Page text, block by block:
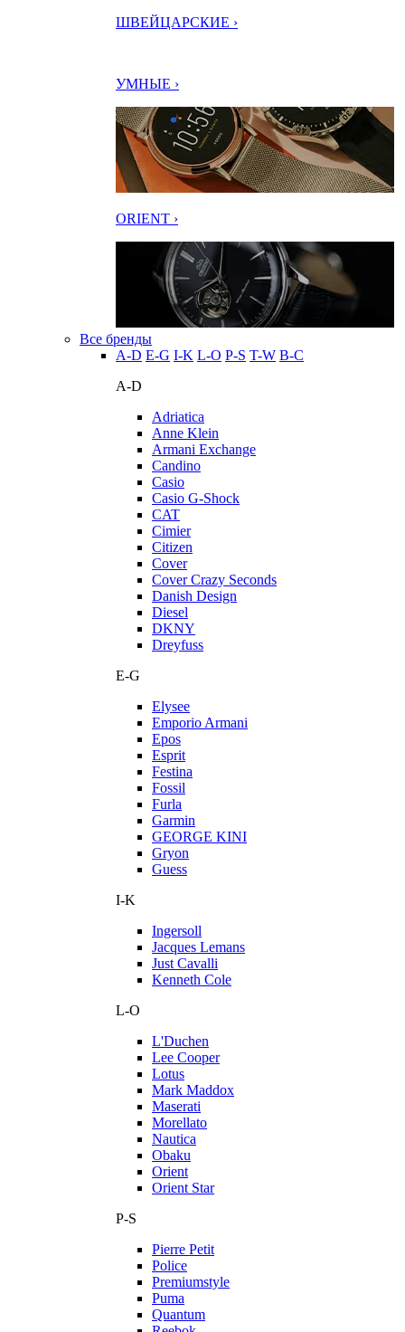
ШВЕЙЦАРСКИЕ ›
УМНЫЕ ›
ORIENT ›
Все бренды
A-D E-G I-K L-O P-S T-W В-С
A-D
Adriatica
Anne Klein
Armani Exchange
Candino
Casio
Casio G-Shock
CAT
Cimier
Citizen
Cover
Cover Crazy Seconds
Danish Design
Diesel
DKNY
Dreyfuss
E-G
Elysee
Emporio Armani
Epos
Esprit
Festina
Fossil
Furla
Garmin
GEORGE KINI
Gryon
Guess
I-K
Ingersoll
Jacques Lemans
Just Cavalli
Kenneth Cole
L-O
L'Duchen
Lee Cooper
Lotus
Mark Maddox
Maserati
Morellato
Nautica
Obaku
Orient
Orient Star
P-S
Pierre Petit
Police
Premiumstyle
Puma
Quantum